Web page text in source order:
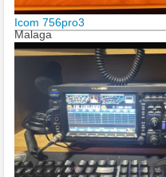
Icom 756pro3
Malaga